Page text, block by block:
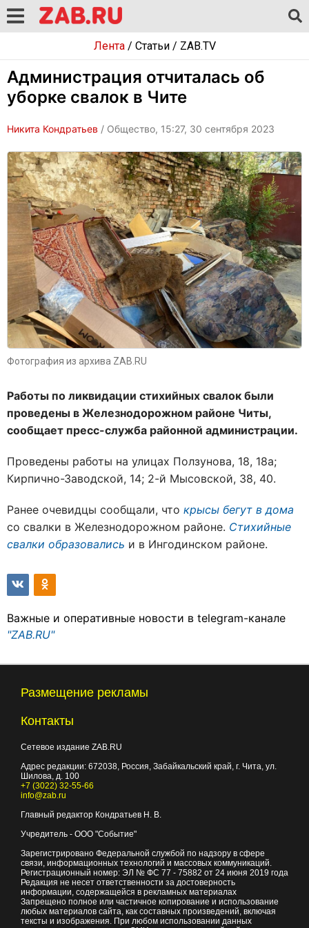
Лента/ Статьи/ ZAB.TV
Администрация отчиталась об
уборке свалок в Чите
Никита Кондратьев / Общество, 15:27, 30 сентября 2023
Фотография из архива ZAB.RU
Работы по ликвидации стихийных свалок были
проведены в Железнодорожном районе Читы,
сообщает пресс-служба районной администрации.
Проведены работы на улицах Ползунова, 18, 18а;
Кирпично-Заводской, 14; 2-й Мысовской, 38, 40.
Ранее очевидцы сообщали, что крысы бегут в дома
со свалки в Железнодорожном районе. Стихийные
свалки образовались и в Ингодинском районе.
Важные и оперативные новости в telegram-канале
"ZAB.RU"
Размещение рекламы
Контакты
Сетевое издание ZAB.RU
Адрес редакции: 672038 , Россия, Забайкальский край, г. Чита ул.
Шилова, д. 100
+7 (3022) 32-55-66
info@zab.ru
Главный редактор Кондратьев Н. В.
Учредитель - ООО "Событие"
Зарегистрировано Федеральной службой по надзору в сфере
связи, информационных технологий и массовых коммуникаций.
Регистрационный номер: ЭЛ № ФС 77 - 75882 от 24 июня 2019 года
Редакция не несет ответственности за достоверность
информации, содержащейся в рекламных материалах
Запрещено полное или частичное копирование и использование
любых материалов сайта, как составных произведений, включая
тексты и изображения. При любом использовании данных